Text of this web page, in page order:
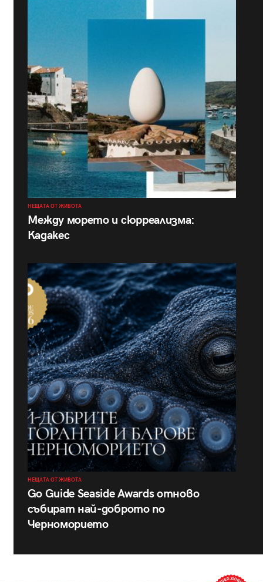
НЕЩАТА ОТ ЖИВОТА
Между морето и сюрреализма:
Кадакес
НЕЩАТА ОТ ЖИВОТА
Go Guide Seaside Awards отново
събират най-доброто по
Черноморието